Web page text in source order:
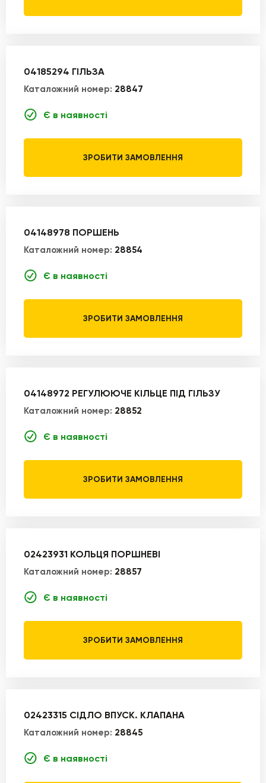
04185294 ГІЛЬЗА
Каталожний номер: 28847
Є в наявності
ЗРОБИТИ ЗАМОВЛЕННЯ
04148978 ПОРШЕНЬ
Каталожний номер: 28854
Є в наявності
ЗРОБИТИ ЗАМОВЛЕННЯ
04148972 РЕГУЛЮЮЧЕ КІЛЬЦЕ ПІД ГІЛЬЗУ
Каталожний номер: 28852
Є в наявності
ЗРОБИТИ ЗАМОВЛЕННЯ
02423931 КОЛЬЦЯ ПОРШНЕВІ
Каталожний номер: 28857
Є в наявності
ЗРОБИТИ ЗАМОВЛЕННЯ
02423315 СІДЛО ВПУСК. КЛАПАНА
Каталожний номер: 28845
Є в наявності